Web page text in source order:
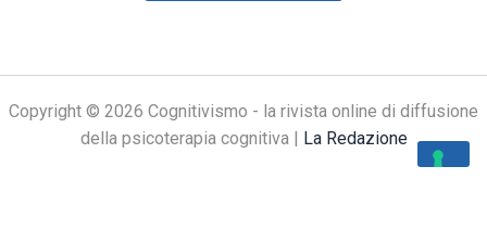
Copyright © 2026 Cognitivismo - la rivista online di diffusione
della psicoterapia cognitiva | La Redazione